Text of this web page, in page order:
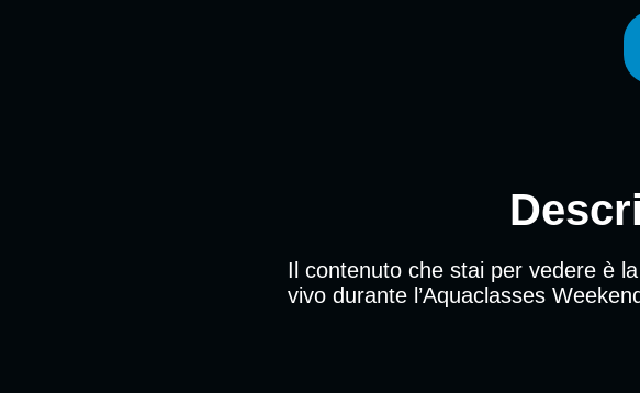
Il contenuto che stai per vedere è
vivo durante l’Aquaclasses